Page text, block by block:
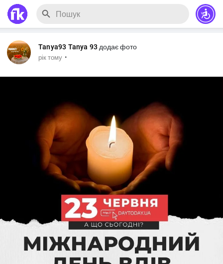
Tanya93 Tanya 93 додає фото
рік тому ·